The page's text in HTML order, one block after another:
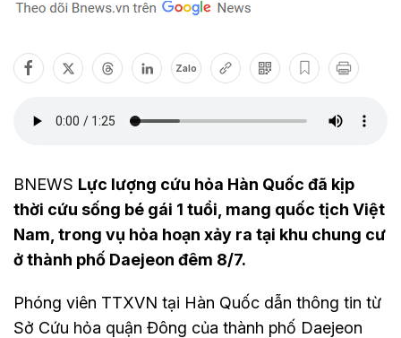
Zalo
BNEWS Lực lượng cứu hỏa Hàn Quốc đã kịp
thời cứu sống bé gái 1 tuổi, mang quốc tịch Việt
Nam, trong vụ hỏa hoạn xảy ra tại khu chung cư
ở thành phố Daejeon đêm 8/7.
Phóng viên TTXVN tại Hàn Quốc dẫn thông tin từ
Sở Cứu hỏa quận Đông của thành phố Daejeon